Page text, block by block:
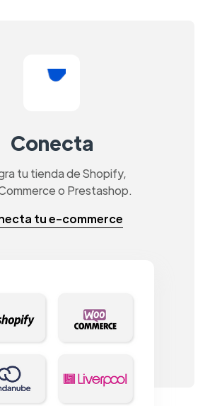
Conecta
tu tienda de Shopify,
o Prestashop.
tu e-commerce